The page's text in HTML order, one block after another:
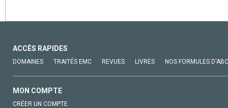
ACCÈS RAPIDES
DOMAINES TRAITÉS EMC REVUES LIVRES NOS FORMULES
MON COMPTE
CRÉER UN COMPTE